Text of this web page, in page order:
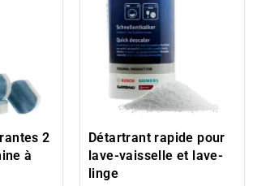
2
à
Détartrant rapide pour
lave-vaisselle et lave-
linge